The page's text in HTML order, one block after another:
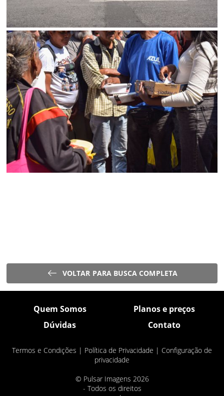
VOLTAR PARA BUSCA COMPLETA
Quem Somos
Planos e preços
Dúvidas
Contato
Termos e Condições | Política de Privacidade | Configuração de
privacidade
© Pulsar Imagens 2026
- Todos os direitos